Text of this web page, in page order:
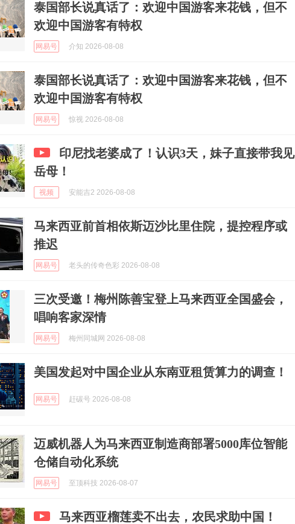
泰国部长说真话了：欢迎中国游客来花钱，但不
欢迎中国游客有特权
网易号 介知 2026-08-08
泰国部长说真话了：欢迎中国游客来花钱，但不
欢迎中国游客有特权
网易号 惊视 2026-08-08
印尼找老婆成了！认识3天，妹子直接带我见
岳母！
视频 安能吉2 2026-08-08
马来西亚前首相依斯迈沙比里住院，提控程序或
推迟
网易号 老头的传奇色彩 2026-08-08
三次受邀！梅州陈善宝登上马来西亚全国盛会，
唱响客家深情
网易号 梅州同城网 2026-08-08
美国发起对中国企业从东南亚租赁算力的调查！
网易号 赶碳号 2026-08-08
迈威机器人为马来西亚制造商部署5000库位智能
仓储自动化系统
网易号 至顶科技 2026-08-07
马来西亚榴莲卖不出去，农民求助中国！